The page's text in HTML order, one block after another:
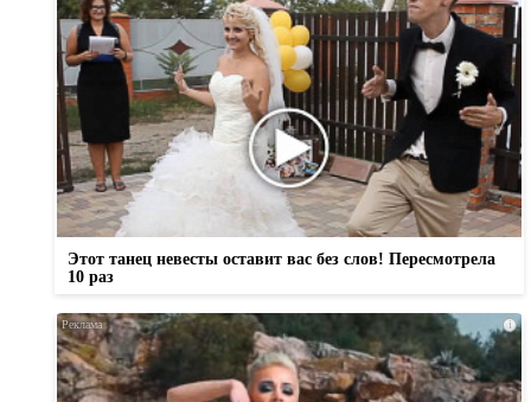
Этот танец невесты оставит вас без слов! Пересмотрела
10 раз
i